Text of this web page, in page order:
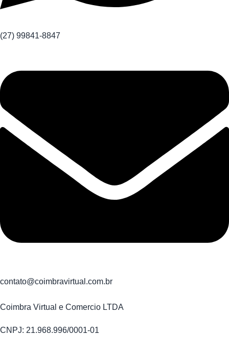
(27) 99841-8847
contato@coimbravirtual.com.br
Coimbra Virtual e Comercio LTDA
CNPJ: 21.968.996/0001-01